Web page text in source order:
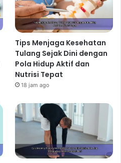
Tips Menjaga Kesehatan
Tulang Sejak Dini dengan
Pola Hidup Aktif dan
Nutrisi Tepat
18 jam ago